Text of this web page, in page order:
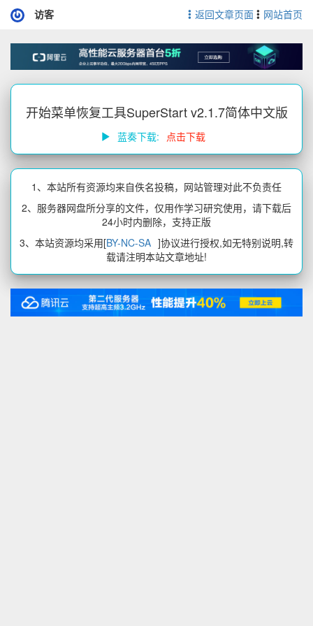
访客 返回文章页面 网站首页
开始菜单恢复工具SuperStart v2.1.7简体中文版
蓝奏下载: 点击下载
1、本站所有资源均来自佚名投稿，网站管理对此不负责任
2、服务器网盘所分享的文件，仅用作学习研究使用，请下载后
24小时内删除，支持正版
3、本站资源均采用[BY-NC-SA ]协议进行授权,如无特别说明,转
载请注明本站文章地址!